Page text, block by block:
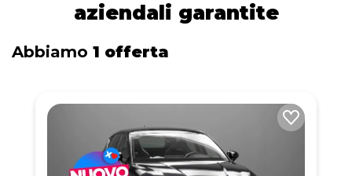
aziendali garantite
Abbiamo 1 offerta